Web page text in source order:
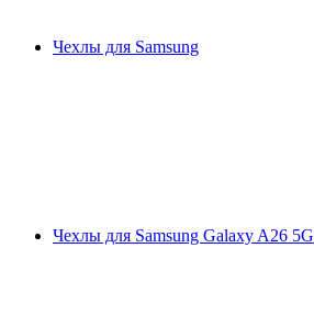
Чехлы для Samsung
Чехлы для Samsung Galaxy A26 5G